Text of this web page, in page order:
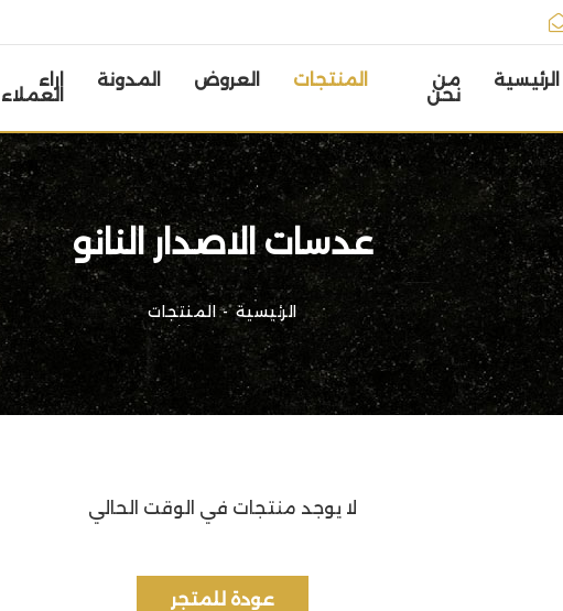
الرئيسية من
نحن
المنتجات العروض المدونة اراء
العملاء
عدسات الاصدار النانو
الرئيسية المنتجات
لا يوجد منتجات في الوقت الحالي
عودة للمتجر